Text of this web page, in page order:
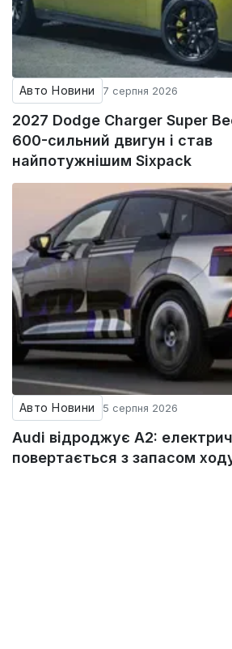
Авто Новини 7 серпня 2026
2027 Dodge Charger Super
600-сильний двигун і став
найпотужнішим Sixpack
Авто Новини 5 серпня 2026
Audi відроджує A2:
повертається з запасом